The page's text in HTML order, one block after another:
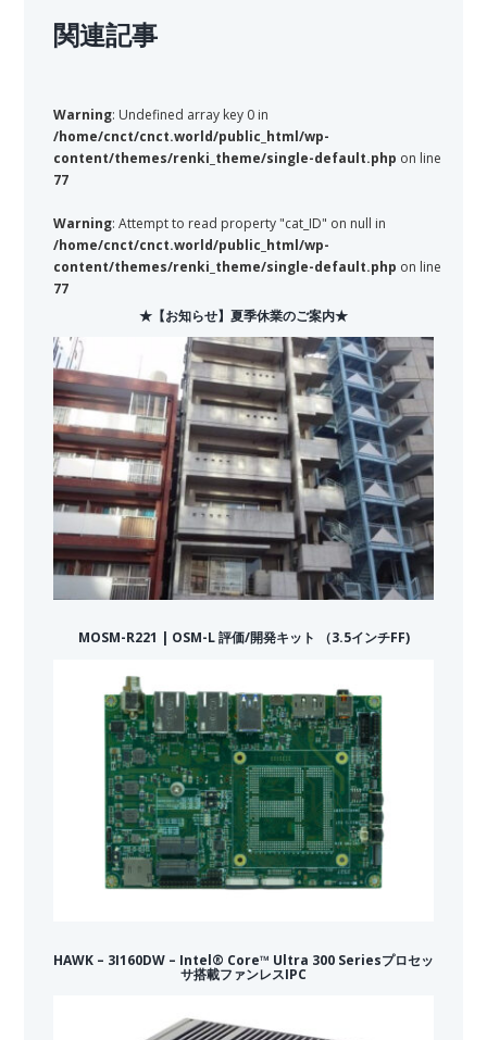
関連記事
Warning: Undefined array key 0 in
/home/cnct/cnct.world/public_html/wp-
content/themes/renki_theme/single-default.php on line
77
Warning: Attempt to read property "cat_ID" on null in
/home/cnct/cnct.world/public_html/wp-
content/themes/renki_theme/single-default.php on line
77
★【お知らせ】夏季休業のご案内★
MOSM-R221 | OSM-L 評価/開発キット （3.5インチFF)
HAWK – 3I160DW – Intel® Core™ Ultra 300 Seriesプロセッ
サ搭載ファンレスIPC